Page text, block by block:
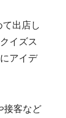
出店し
イズス
アイデ
接客など